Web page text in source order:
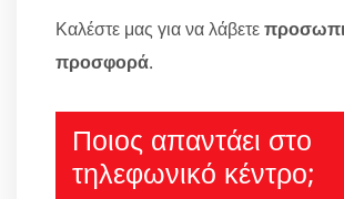
Καλέστε μας για να λάβετε
προσφορά.
Ποιος απαντάει στο
τηλεφωνικό κέντρο;